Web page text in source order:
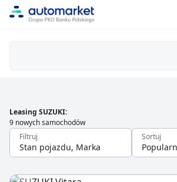
Leasing SUZUKI:
9 nowych samochodów
Filtruj
Stan pojazdu, Marka
Sortuj